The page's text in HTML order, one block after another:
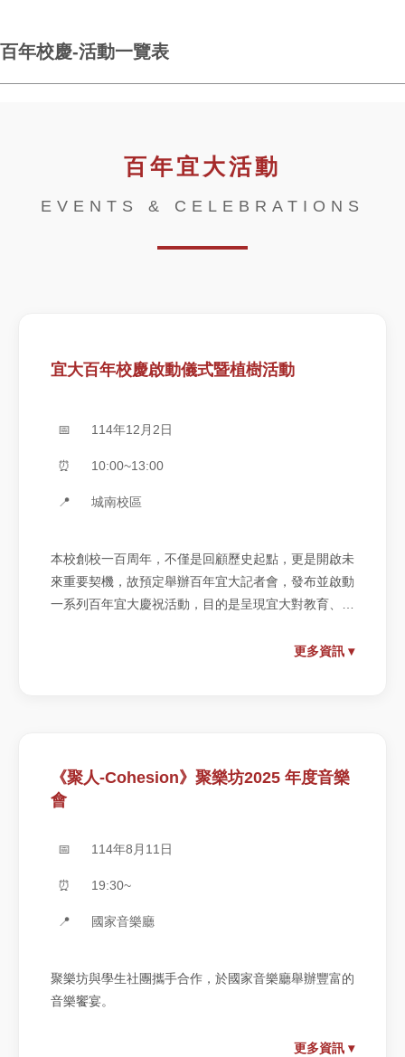
百年校慶-活動一覽表
百年宜大活動
EVENTS & CELEBRATIONS
宜大百年校慶啟動儀式暨植樹活動
📅 114年12月2日
⏰ 10:00~13:00
📍 城南校區
本校創校一百周年，不僅是回顧歷史起點，更是開啟未
來重要契機，故預定舉辦百年宜大記者會，發布並啟動
一系列百年宜大慶祝活動，目的是呈現宜大對教育、科
更多資訊 ▾
《聚人-Cohesion》聚樂坊2025 年度音樂
會
📅 114年8月11日
⏰ 19:30~
📍 國家音樂廳
聚樂坊與學生社團攜手合作，於國家音樂廳舉辦豐富的
音樂饗宴。
更多資訊 ▾